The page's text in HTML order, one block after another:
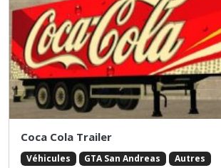
Coca Cola Trailer
Véhicules GTA San Andreas
Autres